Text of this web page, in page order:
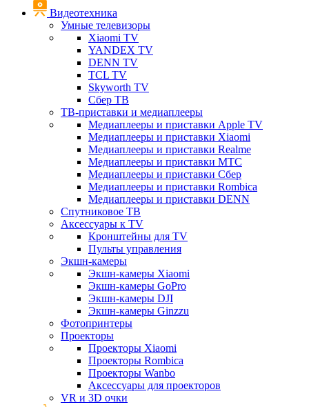
Видеотехника
Умные телевизоры
Xiaomi TV
YANDEX TV
DENN TV
TCL TV
Skyworth TV
Сбер ТВ
ТВ-приставки и медиаплееры
Медиаплееры и приставки Apple TV
Медиаплееры и приставки Xiaomi
Медиаплееры и приставки Realme
Медиаплееры и приставки МТС
Медиаплееры и приставки Сбер
Медиаплееры и приставки Rombica
Медиаплееры и приставки DENN
Спутниковое ТВ
Аксессуары к TV
Кронштейны для TV
Пульты управления
Экшн-камеры
Экшн-камеры Xiaomi
Экшн-камеры GoPro
Экшн-камеры DJI
Экшн-камеры Ginzzu
Фотопринтеры
Проекторы
Проекторы Xiaomi
Проекторы Rombica
Проекторы Wanbo
Аксессуары для проекторов
VR и 3D очки